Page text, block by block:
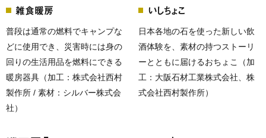
雑食暖房
普段は通常の燃料でキャンプな
どに使用でき、災害時には身の
回りの生活用品を燃料にできる
暖房器具（加工：株式会社西村
製作所 / 素材：シルバー株式会
社）
いしちょこ
日本各地の石を使った新しい飲
酒体験を、素材の持つストーリ
ーとともに届けるおちょこ（加
工：大阪石材工業株式会社、株
式会社西村製作所）